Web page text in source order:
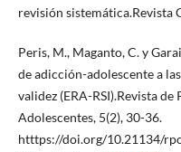
revisión sistemática.Revista
Peris, M., Maganto, C. y
de adicción-adolescente a
validez (ERA-RSI).Revista
Adolescentes, 5(2), 30-36.
htttps://doi.org/10.21134/